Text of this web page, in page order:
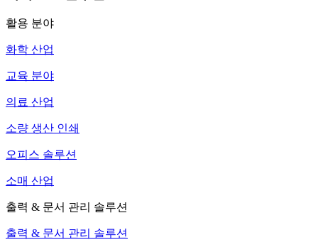
활용 분야
화학 산업
교육 분야
의료 산업
소량 생산 인쇄
오피스 솔루션
소매 산업
출력 & 문서 관리 솔루션
출력 & 문서 관리 솔루션